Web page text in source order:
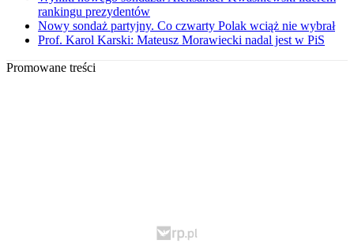
rankingu prezydentów
Nowy sondaż partyjny. Co czwarty Polak wciąż nie wybrał
Prof. Karol Karski: Mateusz Morawiecki nadal jest w PiS
Promowane treści